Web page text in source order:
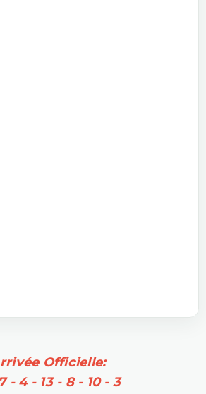
Officielle:
7 - 4 - 13 - 8 - 10 - 3